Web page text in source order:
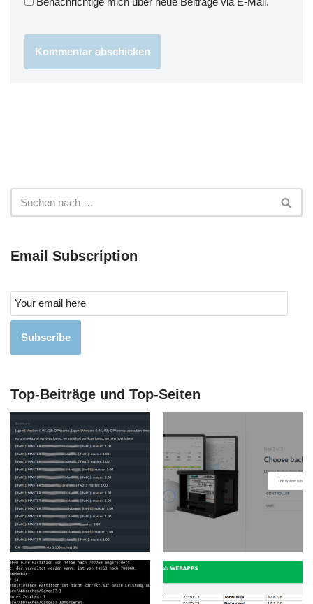
Email Subscription
Subscribe
Top-Beiträge und Top-Seiten